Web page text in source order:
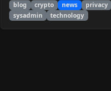
blog crypto news privacy
sysadmin
technology